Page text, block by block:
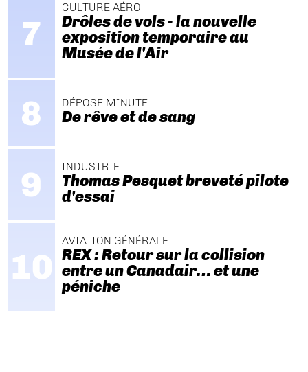
CULTURE AÉRO
Drôles de vols - la nouvelle
exposition temporaire au
Musée de l'Air
DÉPOSE MINUTE
De rêve et de sang
INDUSTRIE
Thomas Pesquet breveté pilote
d'essai
AVIATION GÉNÉRALE
REX : Retour sur la collision
entre un Canadair… et une
péniche